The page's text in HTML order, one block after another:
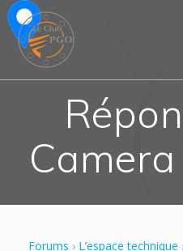
Forums › L’espace technique